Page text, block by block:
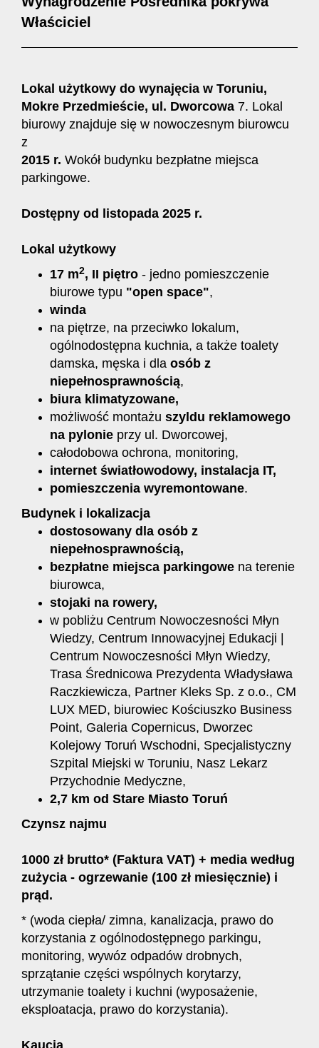
Właściciel
Lokal użytkowy do wynajęcia w Toruniu,
Mokre Przedmieście, ul. Dworcowa 7. Lokal
biurowy znajduje się w nowoczesnym biurowcu
z
2015 r. Wokół budynku bezpłatne miejsca
parkingowe.
Dostępny od listopada 2025 r.
Lokal użytkowy
17 m2, II piętro - jedno pomieszczenie
biurowe typu "open space",
winda
na piętrze, na przeciwko lokalum,
ogólnodostępna kuchnia, a także toalety
damska, męska i dla osób z
niepełnosprawnością,
biura klimatyzowane,
możliwość montażu szyldu reklamowego
na pylonie przy ul. Dworcowej,
całodobowa ochrona, monitoring,
internet światłowodowy, instalacja IT,
pomieszczenia wyremontowane.
Budynek i lokalizacja
dostosowany dla osób z
niepełnosprawnością,
bezpłatne miejsca parkingowe na terenie
biurowca,
stojaki na rowery,
w pobliżu Centrum Nowoczesności Młyn
Wiedzy, Centrum Innowacyjnej Edukacji |
Centrum Nowoczesności Młyn Wiedzy,
Trasa Średnicowa Prezydenta Władysława
Raczkiewicza, Partner Kleks Sp. z o.o., CM
LUX MED, biurowiec Kościuszko Business
Point, Galeria Copernicus, Dworzec
Kolejowy Toruń Wschodni, Specjalistyczny
Szpital Miejski w Toruniu, Nasz Lekarz
Przychodnie Medyczne,
2,7 km od Stare Miasto Toruń
Czynsz najmu
1000 zł brutto* (Faktura VAT) + media według
zużycia - ogrzewanie (100 zł miesięcznie) i
prąd.
* (woda ciepła/ zimna, kanalizacja, prawo do
korzystania z ogólnodostępnego parkingu,
monitoring, wywóz odpadów drobnych,
sprzątanie części wspólnych korytarzy,
utrzymanie toalety i kuchni (wyposażenie,
eksploatacja, prawo do korzystania).